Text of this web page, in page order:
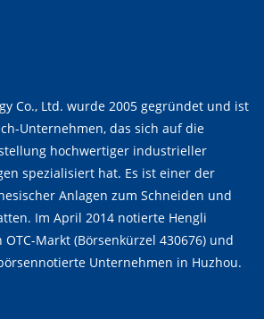
Co., Ltd. wurde 2005 gegründet und ist
Unternehmen, das sich auf die
hochwertiger industrieller
spezialisiert hat. Es ist einer der
Anlagen zum Schneiden und
Im April 2014 notierte Hengli
Markt (Börsenkürzel 430676) und
Unternehmen in Huzhou.